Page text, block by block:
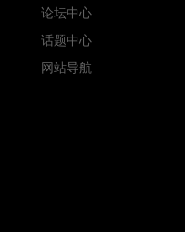
论坛中心
话题中心
网站导航